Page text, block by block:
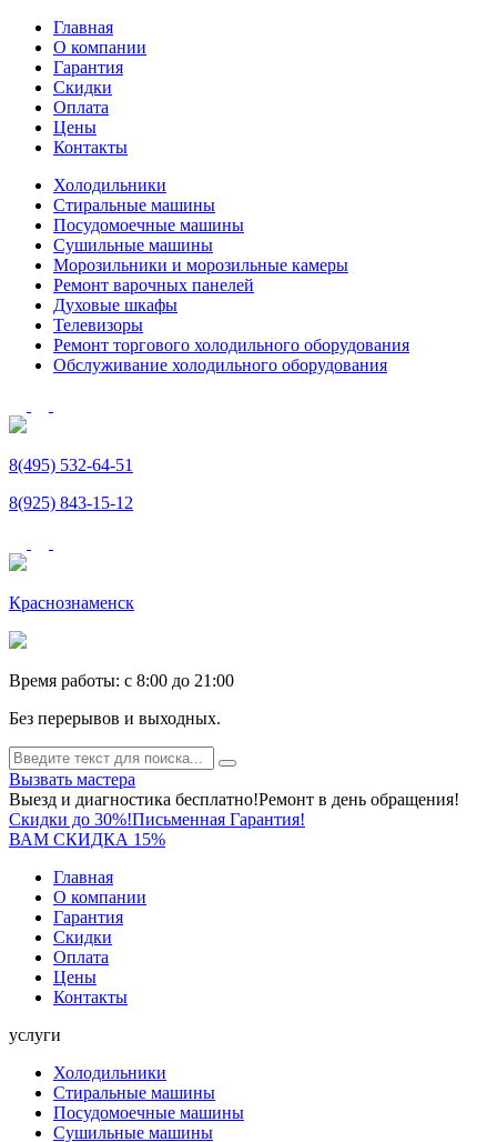
Главная
О компании
Гарантия
Скидки
Оплата
Цены
Контакты
Холодильники
Стиральные машины
Посудомоечные машины
Сушильные машины
Морозильники и морозильные камеры
Ремонт варочных панелей
Духовые шкафы
Телевизоры
Ремонт торгового холодильного оборудования
Обслуживание холодильного оборудования
8(495) 532-64-51
8(925) 843-15-12
Краснознаменск
Время работы: c 8:00 до 21:00
Без перерывов и выходных.
Вызвать мастера
Выезд и диагностика бесплатно!Ремонт в день обращения!
Скидки до 30%!Письменная Гарантия!
ВАМ СКИДКА 15%
Главная
О компании
Гарантия
Скидки
Оплата
Цены
Контакты
услуги
Холодильники
Стиральные машины
Посудомоечные машины
Сушильные машины